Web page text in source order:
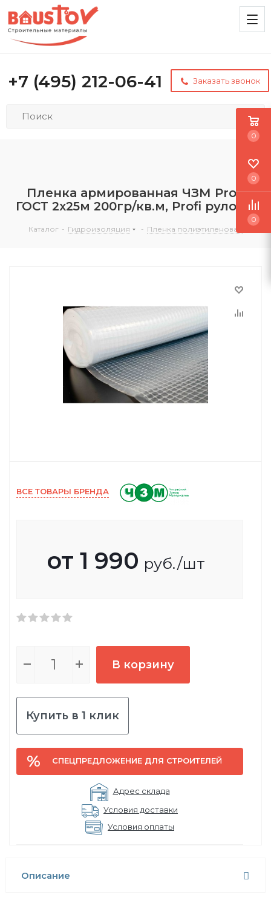
+7 (495) 212-06-41 Заказать звонок
Пленка армированная ЧЗМ Profi
ГОСТ 2х25м 200гр/кв.м, Profi рулоны
Каталог - Гидроизоляция - Пленка полиэтиленовая
ВСЕ ТОВАРЫ БРЕНДА
от 1 990 руб./шт
В корзину
Купить в 1 клик
СПЕЦПРЕДЛОЖЕНИЕ ДЛЯ СТРОИТЕЛЕЙ
Адрес склада
Условия доставки
Условия оплаты
Описание
0
0
0